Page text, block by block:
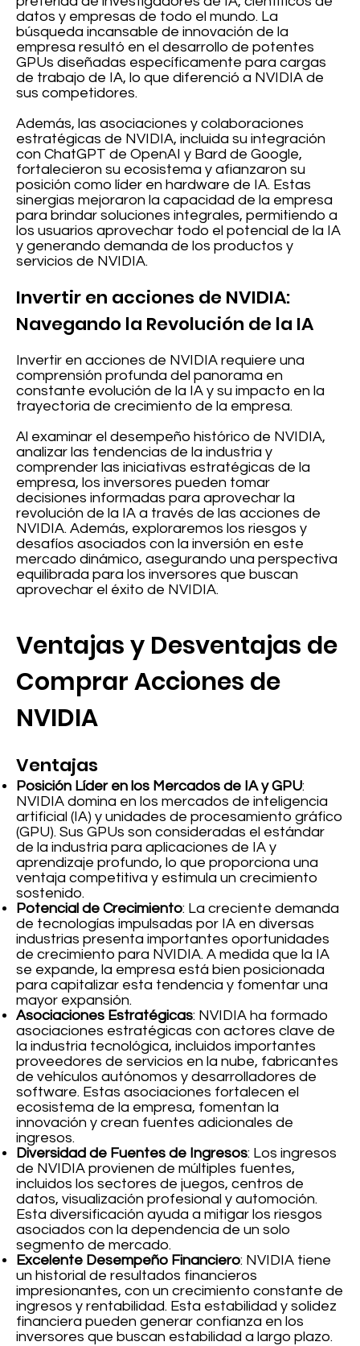
datos y empresas de todo el mundo. La
búsqueda incansable de innovación de la
empresa resultó en el desarrollo de potentes
GPUs diseñadas específicamente para cargas
de trabajo de IA, lo que diferenció a NVIDIA de
sus competidores.
Además, las asociaciones y colaboraciones
estratégicas de NVIDIA, incluida su integración
con ChatGPT de OpenAI y Bard de Google,
fortalecieron su ecosistema y afianzaron su
posición como líder en hardware de IA. Estas
sinergias mejoraron la capacidad de la empresa
para brindar soluciones integrales, permitiendo a
los usuarios aprovechar todo el potencial de la IA
y generando demanda de los productos y
servicios de NVIDIA.
Invertir en acciones de NVIDIA:
Navegando la Revolución de la IA
Invertir en acciones de NVIDIA requiere una
comprensión profunda del panorama en
constante evolución de la IA y su impacto en la
trayectoria de crecimiento de la empresa.
Al examinar el desempeño histórico de NVIDIA,
analizar las tendencias de la industria y
comprender las iniciativas estratégicas de la
empresa, los inversores pueden tomar
decisiones informadas para aprovechar la
revolución de la IA a través de las acciones de
NVIDIA. Además, exploraremos los riesgos y
desafíos asociados con la inversión en este
mercado dinámico, asegurando una perspectiva
equilibrada para los inversores que buscan
aprovechar el éxito de NVIDIA.
Ventajas y Desventajas de
Comprar Acciones de
NVIDIA
Ventajas
Posición Líder en los Mercados de IA y GPU:
NVIDIA domina en los mercados de inteligencia
artificial (IA) y unidades de procesamiento gráfico
(GPU). Sus GPUs son consideradas el estándar
de la industria para aplicaciones de IA y
aprendizaje profundo, lo que proporciona una
ventaja competitiva y estimula un crecimiento
sostenido.
Potencial de Crecimiento: La creciente demanda
de tecnologías impulsadas por IA en diversas
industrias presenta importantes oportunidades
de crecimiento para NVIDIA. A medida que la IA
se expande, la empresa está bien posicionada
para capitalizar esta tendencia y fomentar una
mayor expansión.
Asociaciones Estratégicas: NVIDIA ha formado
asociaciones estratégicas con actores clave de
la industria tecnológica, incluidos importantes
proveedores de servicios en la nube, fabricantes
de vehículos autónomos y desarrolladores de
software. Estas asociaciones fortalecen el
ecosistema de la empresa, fomentan la
innovación y crean fuentes adicionales de
ingresos.
Diversidad de Fuentes de Ingresos: Los ingresos
de NVIDIA provienen de múltiples fuentes,
incluidos los sectores de juegos, centros de
datos, visualización profesional y automoción.
Esta diversificación ayuda a mitigar los riesgos
asociados con la dependencia de un solo
segmento de mercado.
Excelente Desempeño Financiero: NVIDIA tiene
un historial de resultados financieros
impresionantes, con un crecimiento constante de
ingresos y rentabilidad. Esta estabilidad y solidez
financiera pueden generar confianza en los
inversores que buscan estabilidad a largo plazo.